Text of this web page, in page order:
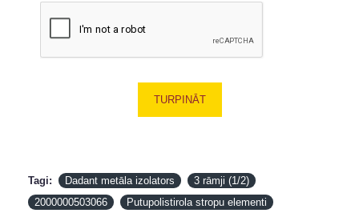
TURPINĀT
Tagi: Dadant metāla izolators
3 rāmji (1/2)
2000000503066
Putupolistirola stropu elementi